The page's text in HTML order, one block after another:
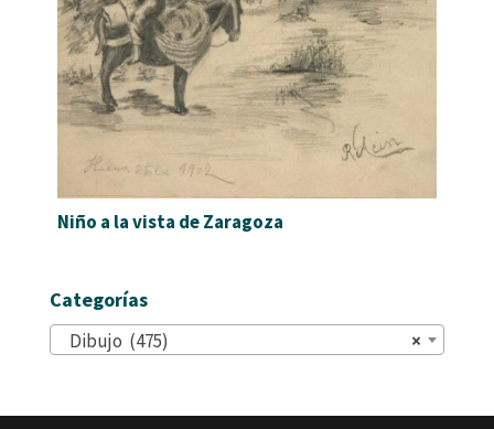
Niño a la vista de Zaragoza
Categorías
×
Dibujo (475)